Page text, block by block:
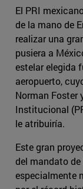
El PRI
de la mano de
realizar una
pusiera a
estelar elegida
aeropuerto,
Norman Foster
Institucional
le atribuiría.
Este gran
del mandato
especialmente